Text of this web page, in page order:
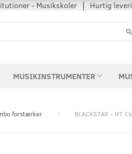
- Musikskoler │ Hurtig
MUSIKINSTRUMENTER
forstærker BLACKSTAR - HT